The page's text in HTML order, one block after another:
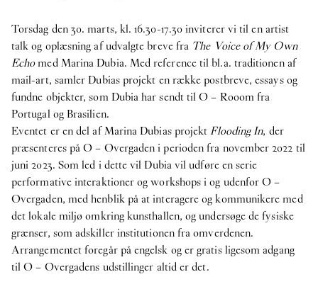
Torsdag den 30. marts, kl. 16.30-17.30 inviterer vi til en artist
talk og oplæsning af udvalgte breve fra The Voice of My Own
Echomed Marina Dubia. Med reference til bl.a. traditionen af
mail-art, samler Dubias projekt en række postbreve, essays og
fundne objekter, som Dubia har sendt til O – Rooom fra
Portugal og Brasilien.
Eventet er en del af Marina Dubias projektFlooding In, der
præsenteres på O – Overgaden i perioden fra november 2022 til
juni 2023. Som led i dette vil Dubia vil udføre en serie
performative interaktioner og workshops i og udenfor O –
Overgaden, med henblik på at interagere og kommunikere med
det lokale miljø omkring kunsthallen, og undersøge de fysiske
grænser, som adskiller institutionen fra omverdenen.
Arrangementet foregår på engelsk og er gratis ligesom adgang
til O – Overgadens udstillinger altid er det.